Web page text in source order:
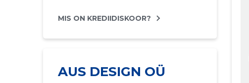
MIS ON KREDIIDISKOOR?
AUS DESIGN OÜ